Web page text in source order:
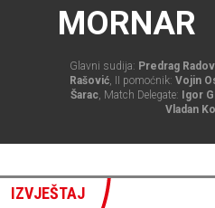
MORNAR
Glavni sudija: Predrag
Rašović, II pomoćnik: Vojin
Šarac, Match Delegate: Igor
Vladan
IZVJEŠTAJ